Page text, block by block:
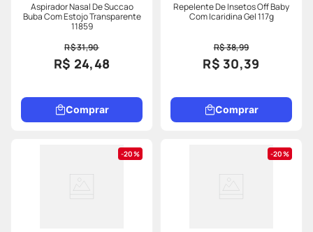
Aspirador Nasal De Succao
Buba Com Estojo Transparente
11859
R$ 31,90
R$ 24,48
Comprar
Repelente De Insetos Off Baby
Com Icaridina Gel 117g
R$ 38,99
R$ 30,39
Comprar
20% 20%